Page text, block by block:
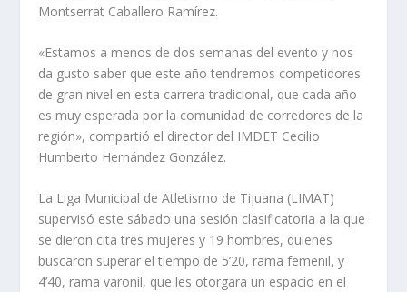
Montserrat Caballero Ramírez.
«Estamos a menos de dos semanas del evento y nos
da gusto saber que este año tendremos competidores
de gran nivel en esta carrera tradicional, que cada año
es muy esperada por la comunidad de corredores de la
región», compartió el director del IMDET Cecilio
Humberto Hernández González.
La Liga Municipal de Atletismo de Tijuana (LIMAT)
supervisó este sábado una sesión clasificatoria a la que
se dieron cita tres mujeres y 19 hombres, quienes
buscaron superar el tiempo de 5’20, rama femenil, y
4’40, rama varonil, que les otorgara un espacio en el